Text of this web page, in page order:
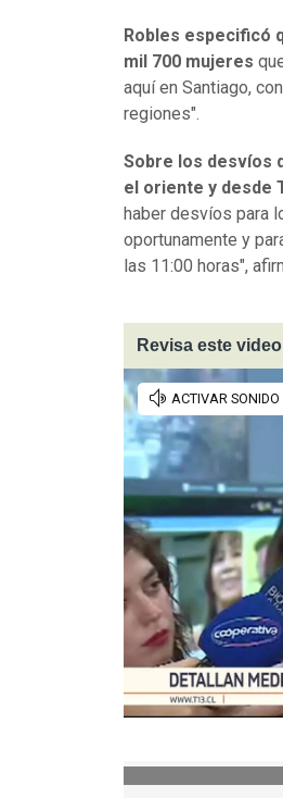
Robles especificó
mil 700 mujeres
aquí en Santiago,
regiones".
Sobre los desvíos
el oriente y desde
haber desvíos para
oportunamente y
las 11:00 horas",
Revisa este